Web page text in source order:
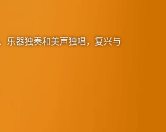
乐器独奏和美声独唱，复兴与